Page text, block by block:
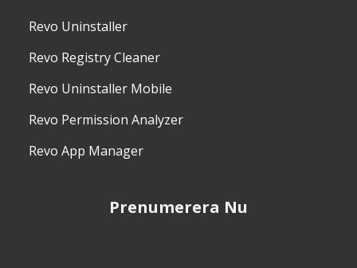
Revo Uninstaller
Revo Registry Cleaner
Revo Uninstaller Mobile
Revo Permission Analyzer
Revo App Manager
Prenumerera Nu